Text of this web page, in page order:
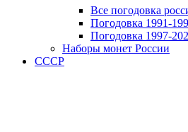
Все погодовка
Погодовка 1991-
Погодовка 1997-
Наборы монет России
СССР